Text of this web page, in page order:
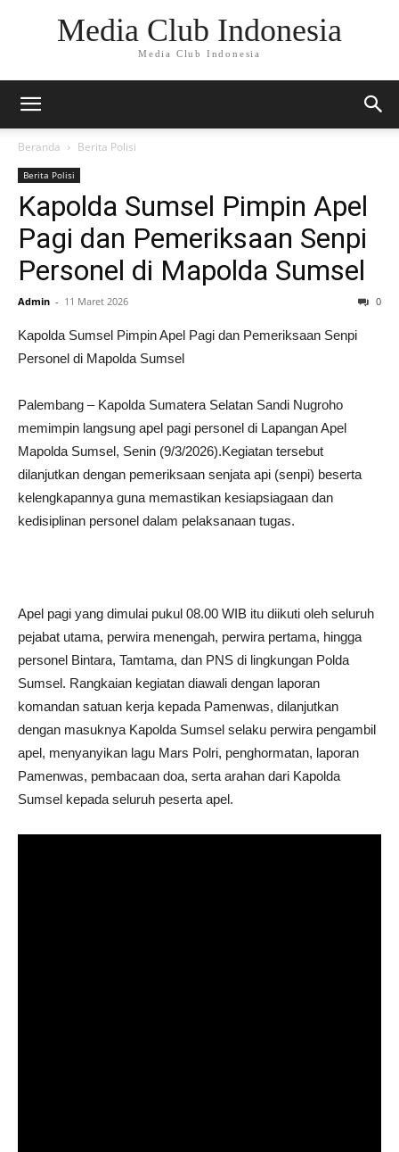
Media Club Indonesia
Media Club Indonesia
Beranda Berita Polisi
Berita Polisi
Kapolda Sumsel Pimpin Apel
Pagi dan Pemeriksaan Senpi
Personel di Mapolda Sumsel
Admin - 11 Maret 2026 0
Kapolda Sumsel Pimpin Apel Pagi dan Pemeriksaan Senpi
Personel di Mapolda Sumsel
Palembang – Kapolda Sumatera Selatan Sandi Nugroho
memimpin langsung apel pagi personel di Lapangan Apel
Mapolda Sumsel, Senin (9/3/2026).Kegiatan tersebut
dilanjutkan dengan pemeriksaan senjata api (senpi) beserta
kelengkapannya guna memastikan kesiapsiagaan dan
kedisiplinan personel dalam pelaksanaan tugas.
Apel pagi yang dimulai pukul 08.00 WIB itu diikuti oleh seluruh
pejabat utama, perwira menengah, perwira pertama, hingga
personel Bintara, Tamtama, dan PNS di lingkungan Polda
Sumsel. Rangkaian kegiatan diawali dengan laporan
komandan satuan kerja kepada Pamenwas, dilanjutkan
dengan masuknya Kapolda Sumsel selaku perwira pengambil
apel, menyanyikan lagu Mars Polri, penghormatan, laporan
Pamenwas, pembacaan doa, serta arahan dari Kapolda
Sumsel kepada seluruh peserta apel.